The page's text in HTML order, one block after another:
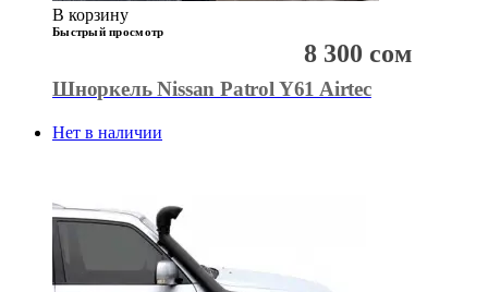
В корзину
Быстрый просмотр
Шноркель Nissan Patrol Y61 Airtec
8 300 сом
Нет в наличии